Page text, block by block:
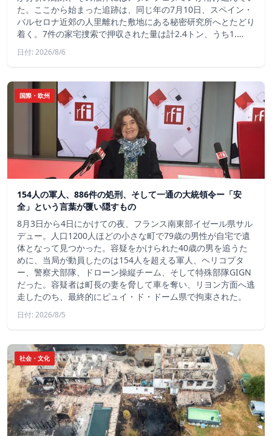
た。ここから始まった追跡は、同じ年の7月10日、スペイン・
バルセロナ近郊の人里離れた敷地にある秘密研究所へとたどり
着く。7件の家宅捜索で押収された量は計2.4トン、うち1.…
日付: 2026/8/6
国際・欧州
154人の軍人、886件の処刑、そして一通の大統領令ー「安
全」という言葉が覆い隠すもの
8月3日から4日にかけての夜、フランス南東部イゼール県サル
デュー。人口1200人ほどの小さな町で79歳の男性が自宅で遺
体となって見つかった。容疑をかけられた40歳の男を追うた
めに、当局が動員したのは154人を超える軍人、ヘリコプタ
ー、警察犬部隊、ドローン操縦チーム、そして特殊部隊GIGN
だった。容疑者は町長の妻を脅して車を奪い、リヨン方面へ逃
走したのち、最終的にピュイ・ド・ドーム県で拘束された。
日付: 2026/8/5
社会・文化